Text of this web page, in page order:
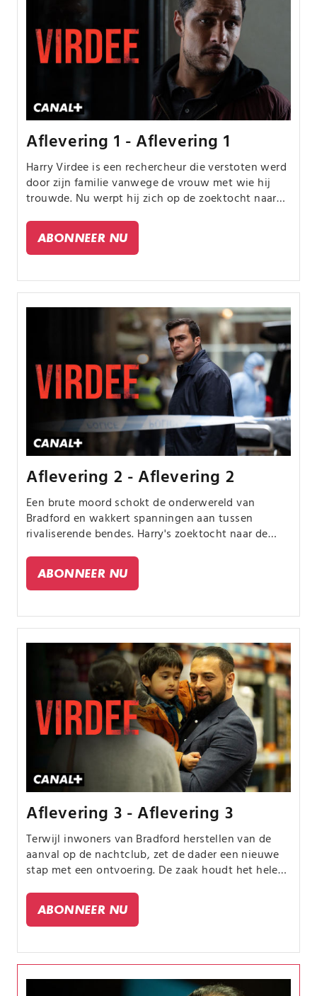
Aflevering 1 - Aflevering 1
Harry Virdee is een rechercheur die verstoten werd
door zijn familie vanwege de vrouw met wie hij
trouwde. Nu werpt hij zich op de zoektocht naar
drugsbende.
ABONNEER NU
Aflevering 2 - Aflevering 2
Een brute moord schokt de onderwereld van
Bradford en wakkert spanningen aan tussen
rivaliserende bendes. Harry's zoektocht naar de
slachtoffer, waarbij hij details over haar geheime
leven ontdekt.
ABONNEER NU
Aflevering 3 - Aflevering 3
Terwijl inwoners van Bradford herstellen van de
aanval op de nachtclub, zet de dader een nieuwe
stap met een ontvoering. De zaak houdt het hele
ABONNEER NU